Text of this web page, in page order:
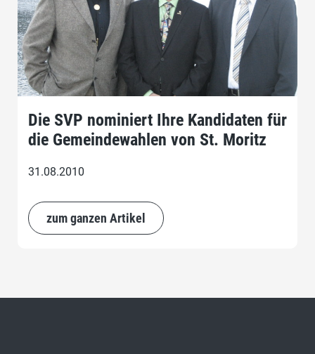
Die SVP nominiert Ihre Kandidaten für
die Gemeindewahlen von St. Moritz
31.08.2010
zum ganzen Artikel